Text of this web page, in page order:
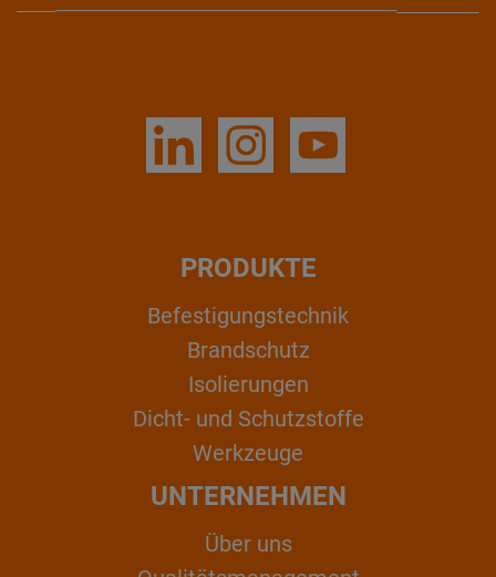
PRODUKTE
Befestigungstechnik
Brandschutz
Isolierungen
Dicht- und Schutzstoffe
Werkzeuge
UNTERNEHMEN
Über uns